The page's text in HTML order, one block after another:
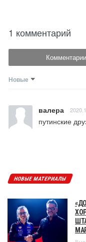
1 комментарий
Новые
валера
путинские
НОВЫЕ МАТЕРИАЛЫ